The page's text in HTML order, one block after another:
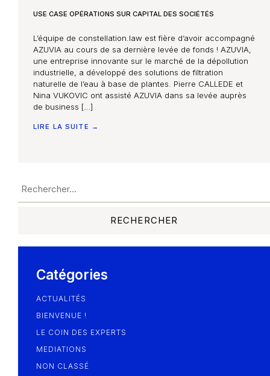
USE CASE OPÉRATIONS SUR CAPITAL DES SOCIÉTÉS
L’équipe de constellation.law est fière d’avoir accompagné
AZUVIA au cours de sa dernière levée de fonds ! AZUVIA,
une entreprise innovante sur le marché de la dépollution
industrielle, a développé des solutions de filtration
naturelle de l’eau à base de plantes. Pierre CALLEDE et
Nina VUKOVIC ont assisté AZUVIA dans sa levée auprès
de business […]
LIRE LA SUITE →
Catégories
ACTUALITÉS
BIENVENUE !
LE COIN DES EXPERTS
MEDIATIONS
NON CLASSÉ